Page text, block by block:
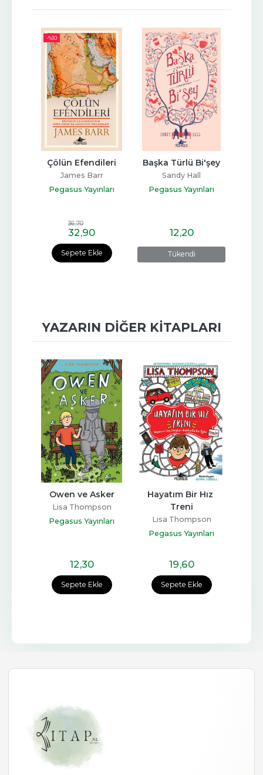
-%10
Sepete Ekle
Çölün Efendileri
James Barr
Pegasus Yayınları
36,70
32,90
Tükendi
Başka Türlü Bi'şey
Sandy Hall
Pegasus Yayınları
12,20
YAZARIN DIĞER KITAPLARI
Sepete Ekle
Owen ve Asker
Lisa Thompson
Pegasus Yayınları
12,30
Sepete Ekle
Hayatım Bir Hız
Treni
Lisa Thompson
Pegasus Yayınları
19,60